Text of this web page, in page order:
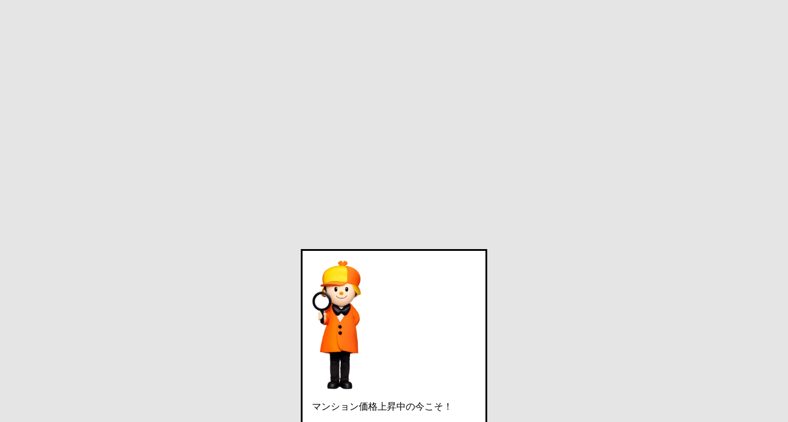
マンション価格上昇中の今こそ！